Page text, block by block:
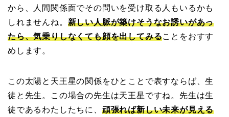
から、人間関係面でその問いを受け取る人もいるかも
しれませんね。 新しい人脈が築けそうなお誘いがあっ
たら、気乗りしなくても顔を出してみることをおすす
めします。
この太陽と天王星の関係をひとことで表すならば、生
徒と先生。この場合の先生は天王星ですね。先生は生
徒であるわたしたちに、 頑張れば新しい未来が見える